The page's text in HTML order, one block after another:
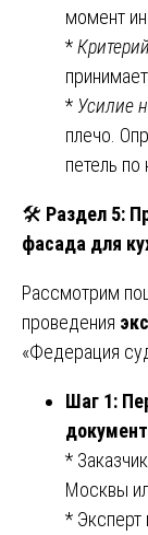
момент
*Критерий
* Усилие
плечо.
петель по
🛠️ Раздел 5:
фасада для
Рассмотрим
проведения
«Федерация
Шаг 1:
*
Москвы
* Эксперт